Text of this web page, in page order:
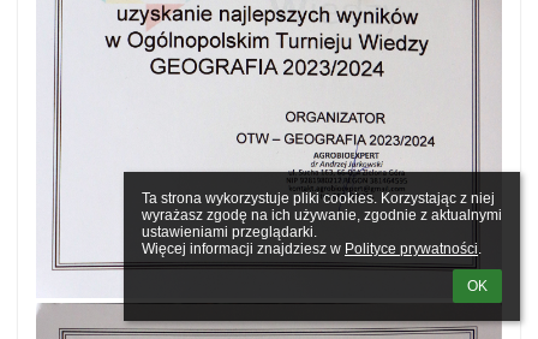
Ta strona wykorzystuje pliki cookies. Korzystając z niej
wyrażasz zgodę na ich używanie, zgodnie z aktualnymi
ustawieniami przeglądarki.
Więcej informacji znajdziesz w Polityce prywatności.
OK